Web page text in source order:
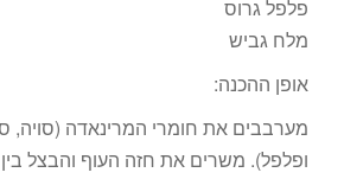
פלפל גרוס
מלח גביש
אופן ההכנה:
מערבבים את חומרי המרינאדה (סויה,
ופלפל). משרים את חזה העוף והבצל בין 4 ל-12 שעות.